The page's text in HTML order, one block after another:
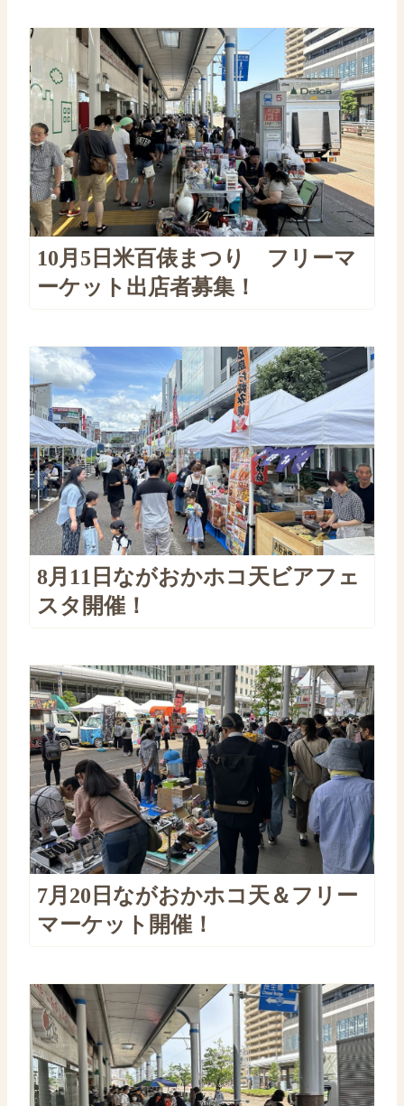
10月5日米百俵まつり フリーマ
ーケット出店者募集！
8月11日ながおかホコ天ビアフェ
スタ開催！
7月20日ながおかホコ天＆フリー
マーケット開催！